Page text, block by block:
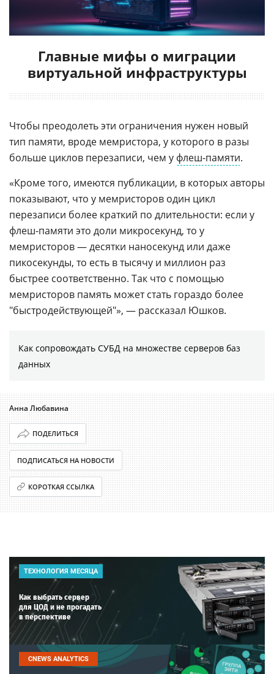
Главные мифы о миграции
виртуальной инфраструктуры
Чтобы преодолеть эти ограничения нужен новый
тип памяти, вроде мемристора, у которого в разы
больше циклов перезаписи, чем у флеш-памяти.
«Кроме того, имеются публикации, в которых авторы
показывают, что у мемристоров один цикл
перезаписи более краткий по длительности: если у
флеш-памяти это доли микросекунд, то у
мемристоров — десятки наносекунд или даже
пикосекунды, то есть в тысячу и миллион раз
быстрее соответственно. Так что с помощью
мемристоров память может стать гораздо более
"быстродействующей"», — рассказал Юшков.
Как сопровождать СУБД на множестве серверов баз
данных
Анна Любавина
ПОДЕЛИТЬСЯ
ПОДПИСАТЬСЯ НА НОВОСТИ
КОРОТКАЯ ССЫЛКА
ТЕХНОЛОГИЯ МЕСЯЦА
Как выбрать сервер
для ЦОД и не прогадать
в перспективе
CNEWS ANALYTICS